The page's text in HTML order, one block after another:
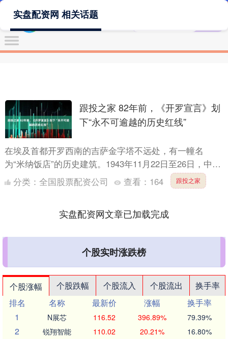
实盘配资网 相关话题
跟投之家 82年前，《开罗宣言》划
下“永不可逾越的历史红线”
在埃及首都开罗西南的吉萨金字塔不远处，有一幢名
为“米纳饭店”的历史建筑。1943年11月22日至26日，中
国、美国和英国三国政府首脑在这里召开开罗会议，讨论
对日....
分类： 全国股票配资公司 查看： 164 跟投之家
实盘配资网文章已加载完成
个股实时涨跌榜
个股涨幅 个股跌幅 个股流入 个股流出
换手率
排名
名称 最新价 涨幅
换手率
1
N展芯 116.52 396.89% 79.39%
2 锐翔智能 110.02 20.21% 16.80%